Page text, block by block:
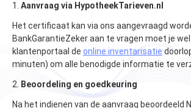
1. Aanvraag via HypotheekTarieven.nl
Het certificaat kan via ons aangevraagd
BankGarantieZeker aan te vragen moet je
klantenportaal de online inventarisatie
minuten) om alle benodigde informatie te
2. Beoordeling en goedkeuring
Na het indienen van de aanvraag beoordeeld